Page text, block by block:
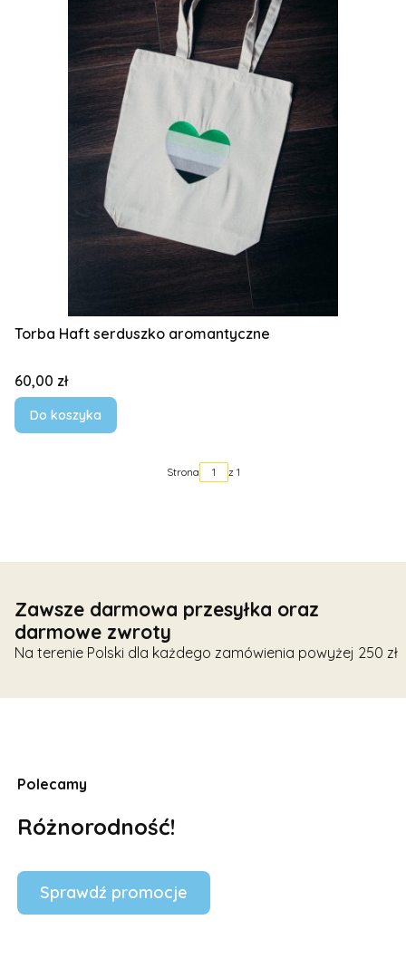
Torba Haft serduszko aromantyczne
Cena
60,00 zł
Do koszyka
Strona z 1
Zawsze darmowa przesyłka oraz
darmowe zwroty
Na terenie Polski dla każdego zamówienia powyżej 250 zł
Polecamy
Różnorodność!
Sprawdź promocje